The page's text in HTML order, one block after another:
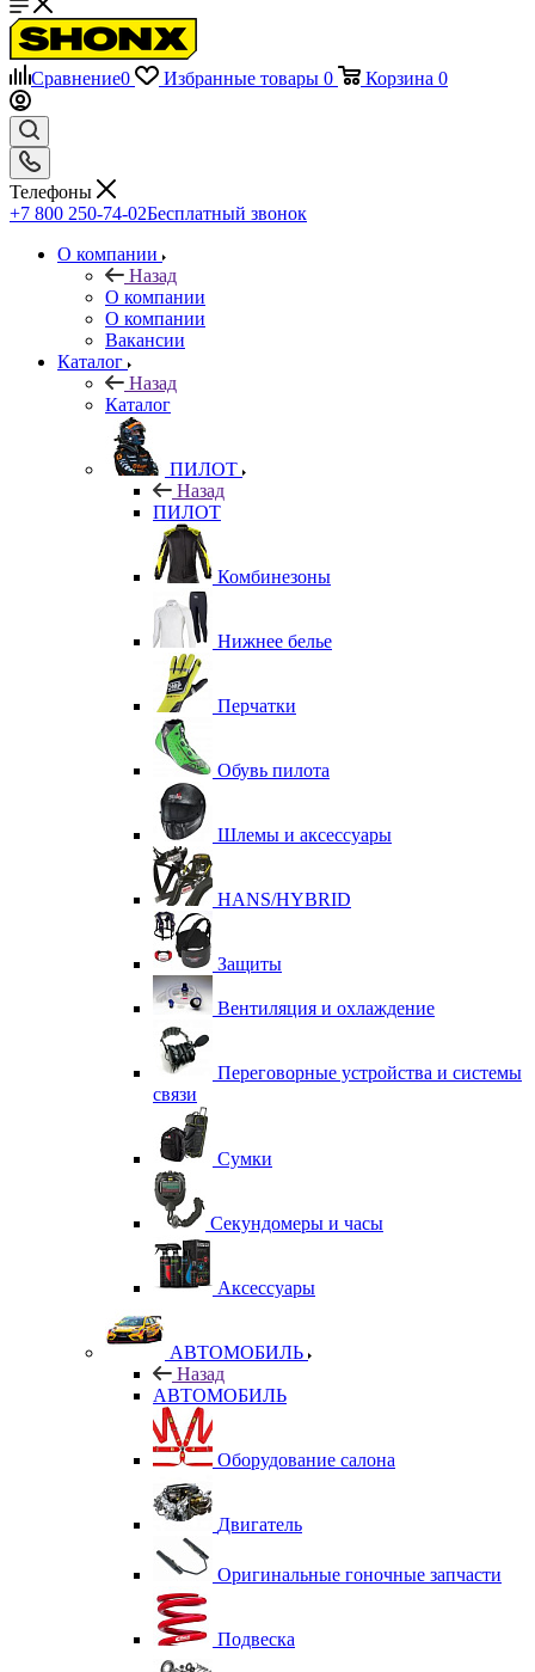
Сравнение0 Избранные товары 0 Корзина 0
Телефоны
+7 800 250-74-02Бесплатный звонок
О компании
Назад
О компании
О компании
Вакансии
Каталог
Назад
Каталог
ПИЛОТ
Назад
ПИЛОТ
Комбинезоны
Нижнее белье
Перчатки
Обувь пилота
Шлемы и аксессуары
HANS/HYBRID
Защиты
Вентиляция и охлаждение
Переговорные устройства и системы
связи
Сумки
Секундомеры и часы
Аксессуары
АВТОМОБИЛЬ
Назад
АВТОМОБИЛЬ
Оборудование салона
Двигатель
Оригинальные гоночные запчасти
Подвеска